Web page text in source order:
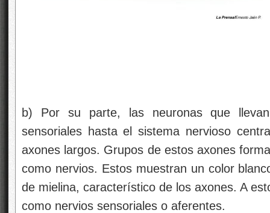
b) Por su parte, las neuronas que
sensoriales hasta el sistema nervioso
axones largos. Grupos de estos axones
como nervios. Estos muestran un color
de mielina, característico de los axones. A
como nervios sensoriales o aferentes.